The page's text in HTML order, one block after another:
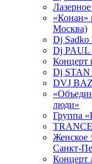
«Конан»
Москва)
Dj Sadko
Dj PAUL
Концерт
Dj
DVJ
люди»
Группа
Женское
Санкт-
Концерт